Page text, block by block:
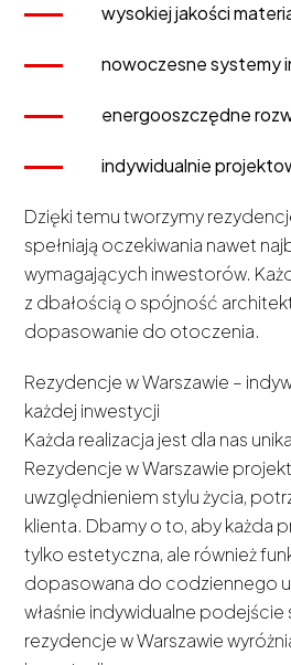
wysokiej jakości
nowoczesne systemy
energooszczędne
indywidualnie
Dzięki temu tworzymy
spełniają oczekiwania nawet
wymagających inwestorów.
z dbałością o spójność
dopasowanie do otoczenia.
Rezydencje w Warszawie –
każdej inwestycji
Każda realizacja jest dla nas
Rezydencje w Warszawie
uwzględnieniem stylu życia,
klienta. Dbamy o to, aby każda
tylko estetyczna, ale również
dopasowana do codziennego
właśnie indywidualne podejście
rezydencje w Warszawie